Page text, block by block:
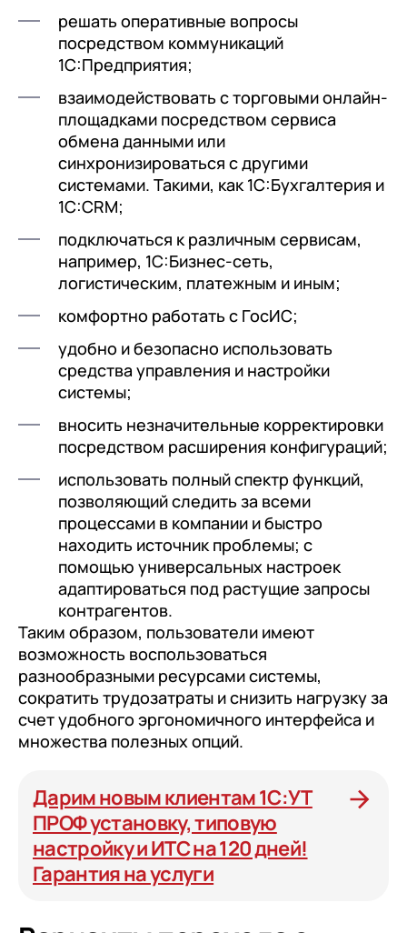
решать оперативные вопросы
посредством коммуникаций
1С:Предприятия;
взаимодействовать с торговыми онлайн-
площадками посредством сервиса
обмена данными или
синхронизироваться с другими
системами. Такими, как 1С:Бухгалтерия и
1С:CRM;
подключаться к различным сервисам,
например, 1С:Бизнес-сеть,
логистическим, платежным и иным;
комфортно работать с ГосИС;
удобно и безопасно использовать
средства управления и настройки
системы;
вносить незначительные корректировки
посредством расширения конфигураций;
использовать полный спектр функций,
позволяющий следить за всеми
процессами в компании и быстро
находить источник проблемы; с
помощью универсальных настроек
адаптироваться под растущие запросы
контрагентов.
Таким образом, пользователи имеют
возможность воспользоваться
разнообразными ресурсами системы,
сократить трудозатраты и снизить нагрузку за
счет удобного эргономичного интерфейса и
множества полезных опций.
Дарим новым клиентам 1С:УТ
ПРОФ установку, типовую
настройку и ИТС на 120 дней!
Гарантия на услуги